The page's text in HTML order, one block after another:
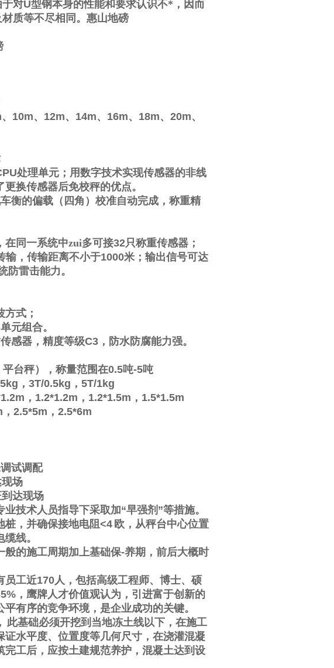
于对U型钢本身的性能和要求认识不*，因而
质等不尽相同。 惠山地磅
、 10m、 12m、 14m、 16m、 18m、 20m、
处理单元；用数字技术实现传感器的非线
换传感器后免校秤的优点。
衡的偏载（四角）校准自动完成，称重精
在同一系统中zui多可接32只称重传感器；
输，传输距离不小于1000米；输出信号可达
防雷击能力。
式；
元组合。
感器，精度等级C3 ，防水防腐能力强。
台秤），称量范围在0.5吨-5吨
， 3T/0.5kg ， 5T/1kg
， 1.2*1.2m ， 1.2*1.5m ， 1.5*1.5m
， 2.5*5m ， 2.5*6m
试调配
场
达现场
业技术人员指导下采取加“早强剂 ”等措施。
桩，并确保接地电阻<4 欧，从秤台中心位置
线。
般的施工周期加上基础保-养期，前后大概时
员工近170人，包括高级工程师、博士、硕
，鹰牌人才价值观认为，引进富于创新的
有序的竞争环境，是企业成功的关键。
此基础必须开挖到当地冻土线以下，在施工
水平度、位置度等几何尺寸，在浇灌混凝
工后，应按土建规范养护，混凝土达到设